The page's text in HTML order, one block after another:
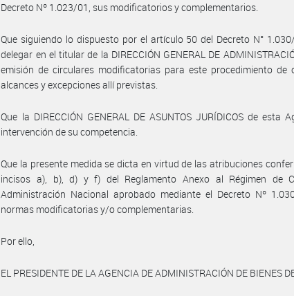
Decreto Nº 1.023/01, sus modificatorios y complementarios.
Que siguiendo lo dispuesto por el artículo 50 del Decreto N°
delegar en el titular de la DIRECCIÓN GENERAL DE
emisión de circulares modificatorias para este procedimiento de
alcances y excepciones allí previstas.
Que la DIRECCIÓN GENERAL DE ASUNTOS JURÍDICOS de esta
intervención de su competencia.
Que la presente medida se dicta en virtud de las atribuciones
incisos a), b), d) y f) del Reglamento Anexo al Régimen de
Administración Nacional aprobado mediante el Decreto Nº
normas modificatorias y/o complementarias.
Por ello,
EL PRESIDENTE DE LA AGENCIA DE ADMINISTRACIÓN DE BIENES